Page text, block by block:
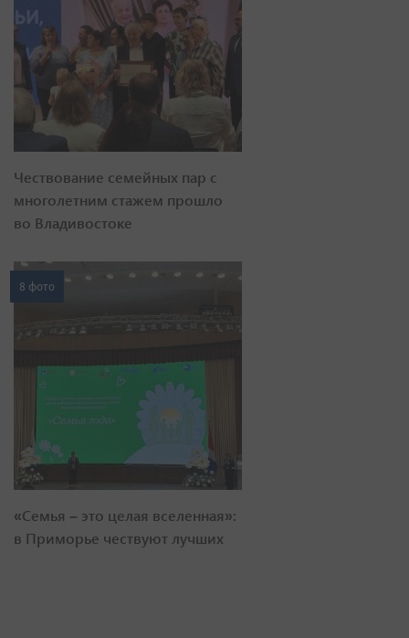
Чествование семейных пар с
многолетним стажем прошло
во Владивостоке
8 фото
«Семья – это целая вселенная»:
в Приморье чествуют лучших